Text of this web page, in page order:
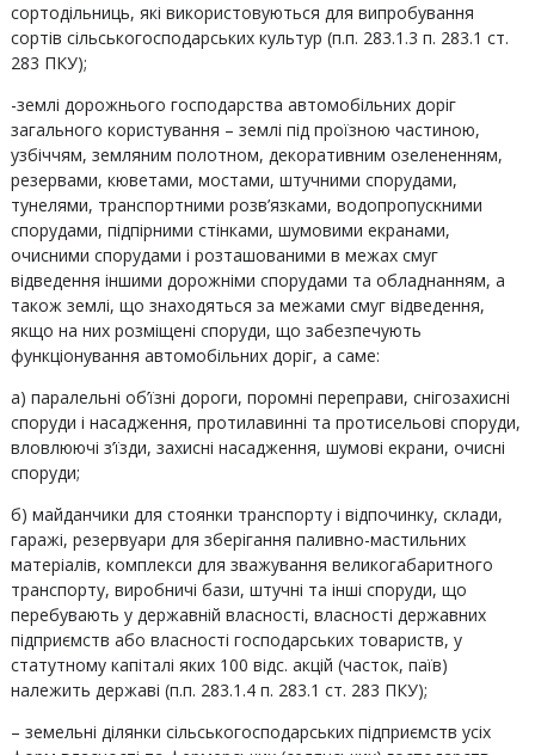
сортодільниць, які використовуються для випробування
сортів сільськогосподарських культур (п.п. 283.1.3 п. 283.1 ст.
283 ПКУ);
-землі дорожнього господарства автомобільних доріг
загального користування – землі під проїзною частиною,
узбіччям, земляним полотном, декоративним озелененням,
резервами, кюветами, мостами, штучними спорудами,
тунелями, транспортними розв’язками, водопропускними
спорудами, підпірними стінками, шумовими екранами,
очисними спорудами і розташованими в межах смуг
відведення іншими дорожніми спорудами та обладнанням, а
також землі, що знаходяться за межами смуг відведення,
якщо на них розміщені споруди, що забезпечують
функціонування автомобільних доріг, а саме:
а) паралельні об’їзні дороги, поромні переправи, снігозахисні
споруди і насадження, протилавинні та протисельові споруди,
вловлюючі з’їзди, захисні насадження, шумові екрани, очисні
споруди;
б) майданчики для стоянки транспорту і відпочинку, склади,
гаражі, резервуари для зберігання паливно-мастильних
матеріалів, комплекси для зважування великогабаритного
транспорту, виробничі бази, штучні та інші споруди, що
перебувають у державній власності, власності державних
підприємств або власності господарських товариств, у
статутному капіталі яких 100 відс. акцій (часток, паїв)
належить державі (п.п. 283.1.4 п. 283.1 ст. 283 ПКУ);
– земельні ділянки сільськогосподарських підприємств усіх